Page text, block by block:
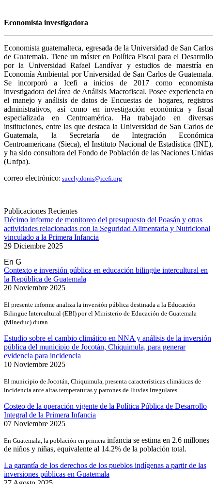
Economista investigadora
Economista guatemalteca, egresada de la Universidad de San Carlos
de Guatemala. Tiene un máster en Política Fiscal para el Desarrollo
por la Universidad Rafael Landívar y estudios de maestría en
Economía Ambiental por Universidad de San Carlos de Guatemala.
Se incorporó a Icefi a inicios de 2017 como economista
investigadora del área de Análisis Macrofiscal. Posee experiencia en
el manejo y análisis de datos de Encuestas de hogares, registros
administrativos, así como en investigación económica y fiscal
especializada en Centroamérica. Ha trabajado en diversas
instituciones, entre las que destaca la Universidad de San Carlos de
Guatemala, la Secretaría de Integración Económica
Centroamericana (Sieca), el Instituto Nacional de Estadística (INE),
y ha sido consultora del Fondo de Población de las Naciones Unidas
(Unfpa).
correo electrónico: sucely.donis@icefi.org
Publicaciones Recientes
Décimo informe de monitoreo del presupuesto del Poasán y otras
actividades relacionadas con la Seguridad Alimentaria y Nutricional
vinculado a la Primera Infancia
29 Diciembre 2025
En G
Contexto e inversión pública en educación bilingüe intercultural en
la República de Guatemala
20 Noviembre 2025
El presente informe analiza la inversión pública destinada a la Educación
Bilingüe Intercultural (EBI) por el Ministerio de Educación de Guatemala
(Mineduc) duran
Estudio sobre el cambio climático en NNA y análisis de la inversión
pública del municipio de Jocotán, Chiquimula, para generar
evidencia para incidencia
10 Noviembre 2025
El municipio de Jocotán, Chiquimula, presenta características climáticas de
incidencia ante altas temperaturas y patrones de lluvias irregulares.
Costeo de la operación vigente de la Política Pública de Desarrollo
Integral de la Primera Infancia
07 Noviembre 2025
En Guatemala, la población en primera infancia se estima en 2.6 millones
de niños y niñas, equivalente al 14.2% de la población total.
La garantía de los derechos de los pueblos indígenas a partir de las
inversiones públicas en Guatemala